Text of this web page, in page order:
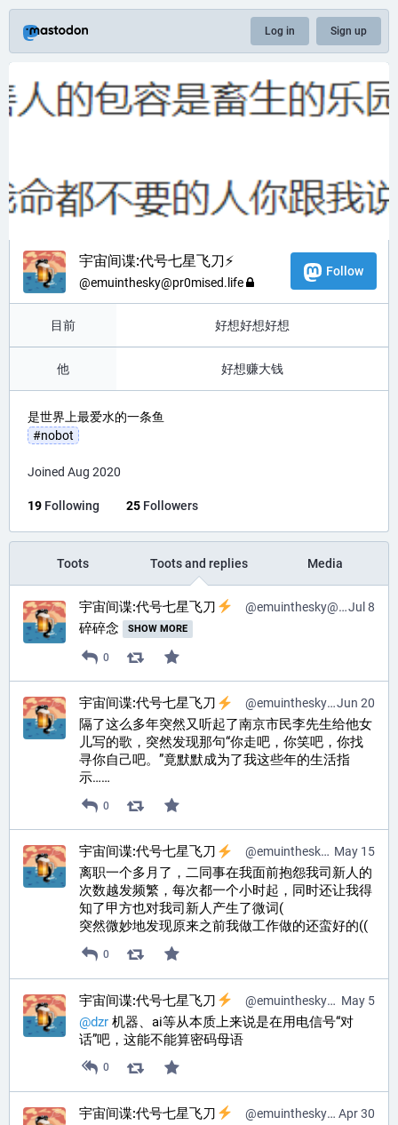
Log in Sign up
宇宙间谍:代号七星飞刀⚡
@emuinthesky@pr0mised.life
Follow
目前 好想好想好想
他 好想赚大钱
是世界上最爱水的一条鱼
#nobot
Joined Aug 2020
19 Following 25 Followers
Toots Toots and replies Media
Jul 8
宇宙间谍:代号七星飞刀 @emuinthesky@pr0mised.life
碎碎念 SHOW MORE
0
Jun 20
宇宙间谍:代号七星飞刀 @emuinthesky@pr0mised.life
隔了这么多年突然又听起了南京市民李先生给他女
儿写的歌，突然发现那句“你走吧，你笑吧，你找
寻你自己吧。”竟默默成为了我这些年的生活指
示……
0
May 15
宇宙间谍:代号七星飞刀 @emuinthesky@pr0mised.life
离职一个多月了，二同事在我面前抱怨我司新人的
次数越发频繁，每次都一个小时起，同时还让我得
知了甲方也对我司新人产生了微词(
突然微妙地发现原来之前我做工作做的还蛮好的((
0
May 5
宇宙间谍:代号七星飞刀 @emuinthesky@pr0mised.life
@dzr 机器、ai等从本质上来说是在用电信号“对
话”吧，这能不能算密码母语
0
Apr 30
宇宙间谍:代号七星飞刀 @emuinthesky@pr0mised.life